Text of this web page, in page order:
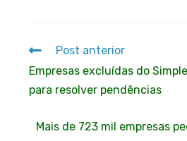
Post anterior
Empresas excluídas do
para resolver pendências
Mais de 723 mil empresas